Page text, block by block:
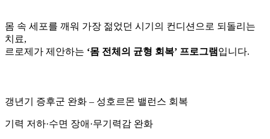
몸 속 세포를 깨워 가장 젊었던 시기의 컨디션으로 되돌리는
치료,
르로제가 제안하는 ‘몸 전체의 균형 회복’ 프로그램입니다.
갱년기 증후군 완화 – 성호르몬 밸런스 회복
기력 저하·수면 장애·무기력감 완화